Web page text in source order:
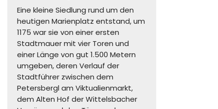
Eine kleine Siedlung rund um den
heutigen Marienplatz entstand, um
1175 war sie von einer ersten
Stadtmauer mit vier Toren und
einer Länge von gut 1.500 Metern
umgeben, deren Verlauf der
Stadtführer zwischen dem
Petersbergl am Viktualienmarkt,
dem Alten Hof der Wittelsbacher